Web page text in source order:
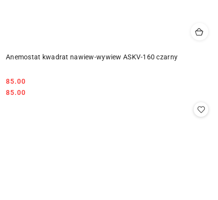
Anemostat kwadrat nawiew-wywiew ASKV-160 czarny
Cena:
85.00
Cena:
85.00